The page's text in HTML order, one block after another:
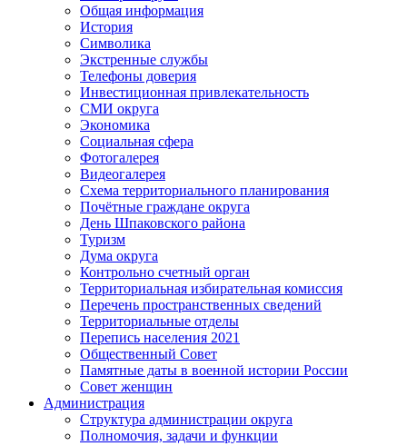
Общая информация
История
Символика
Экстренные службы
Телефоны доверия
Инвестиционная привлекательность
СМИ округа
Экономика
Социальная сфера
Фотогалерея
Видеогалерея
Схема территориального планирования
Почётные граждане округа
День Шпаковского района
Туризм
Дума округа
Контрольно счетный орган
Территориальная избирательная комиссия
Перечень пространственных сведений
Территориальные отделы
Перепись населения 2021
Общественный Совет
Памятные даты в военной истории России
Совет женщин
Администрация
Структура администрации округа
Полномочия, задачи и функции